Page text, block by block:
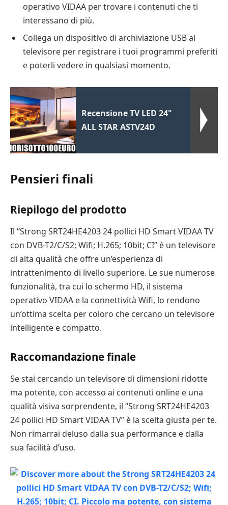
operativo VIDAA per trovare i contenuti che ti
interessano di più.
Collega un dispositivo di archiviazione USB al
televisore per registrare i tuoi programmi preferiti
e poterli vedere in qualsiasi momento.
Recensione TV LED 24"
ALL STAR ASTV24D
Pensieri finali
Riepilogo del prodotto
Il “Strong SRT24HE4203 24 pollici HD Smart VIDAA TV
con DVB-T2/C/S2; Wifi; H.265; 10bit; CI” è un televisore
di alta qualità che offre un’esperienza di
intrattenimento di livello superiore. Le sue numerose
funzionalità, tra cui lo schermo HD, il sistema
operativo VIDAA e la connettività Wifi, lo rendono
un’ottima scelta per coloro che cercano un televisore
intelligente e compatto.
Raccomandazione finale
Se stai cercando un televisore di dimensioni ridotte
ma potente, con accesso ai contenuti online e una
qualità visiva sorprendente, il “Strong SRT24HE4203
24 pollici HD Smart VIDAA TV” è la scelta giusta per te.
Non rimarrai deluso dalla sua performance e dalla
sua facilità d’uso.